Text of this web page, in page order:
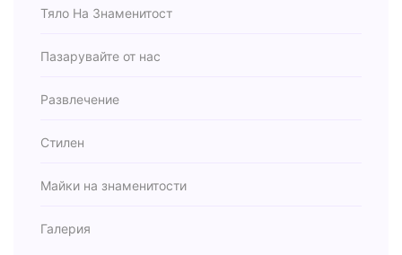
Тяло На Знаменитост
Пазарувайте от нас
Развлечение
Стилен
Майки на знаменитости
Галерия